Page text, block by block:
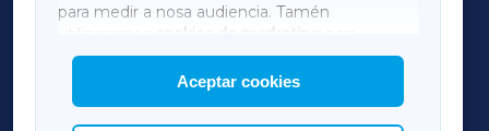
para medir a nosa audiencia. Tamén
utilizaremos
cookies de marketing
mostrar publicidade de terceiros.
Así mesmo, podes personalizar a elección das
cookies que desexas permitir.
Aceptar cookies
AMARIÑAXA
RIBEIRASACRAXA